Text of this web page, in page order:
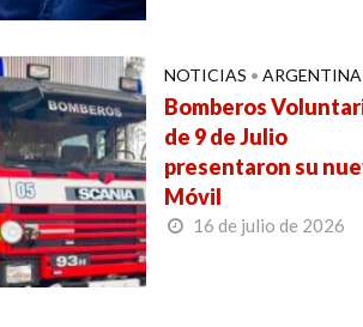
NOTICIAS • ARGENTINA
Bomberos
de 9 de Julio
presentaron su
Móvil
16 de julio de 2026